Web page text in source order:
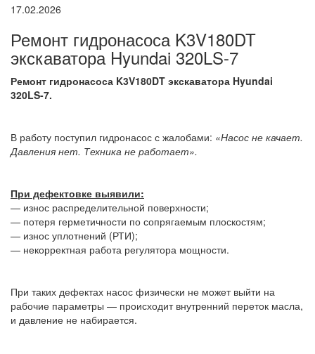
17.02.2026
Ремонт гидронасоса K3V180DT
экскаватора Hyundai 320LS-7
Ремонт гидронасоса K3V180DT экскаватора Hyundai
320LS-7.
В работу поступил гидронасос с жалобами: «Насос не качает.
Давления нет. Техника не работает».
При дефектовке выявили:
— износ распределительной поверхности;
— потеря герметичности по сопрягаемым плоскостям;
— износ уплотнений (РТИ);
— некорректная работа регулятора мощности.
При таких дефектах насос физически не может выйти на
рабочие параметры — происходит внутренний переток масла,
и давление не набирается.